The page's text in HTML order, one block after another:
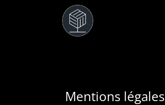
Mentions légales